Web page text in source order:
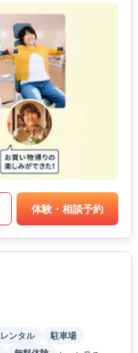
体験・相談予約
ンタル
駐車場